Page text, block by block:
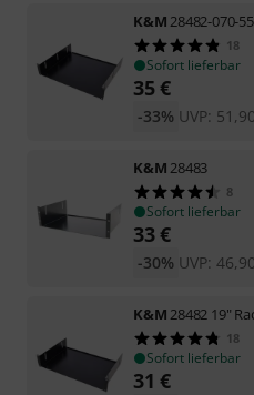
K&M 28482-070-
18
Sofort lieferbar
35€
UVP: 51,90
-33%
K&M 28483
8
Sofort lieferbar
33€
UVP: 46,90
-30%
K&M 28482 19"
18
Sofort lieferbar
31 €